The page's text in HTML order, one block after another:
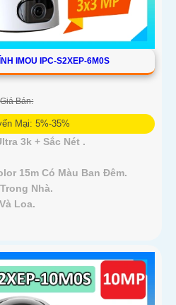
IMOU IPC-S2XEP-6M0S
Giá Bán:
Mại: 5%-35%
3k + Sắc Nét .
15m Có Màu Ban Ðêm.
Nhà.
Loa.